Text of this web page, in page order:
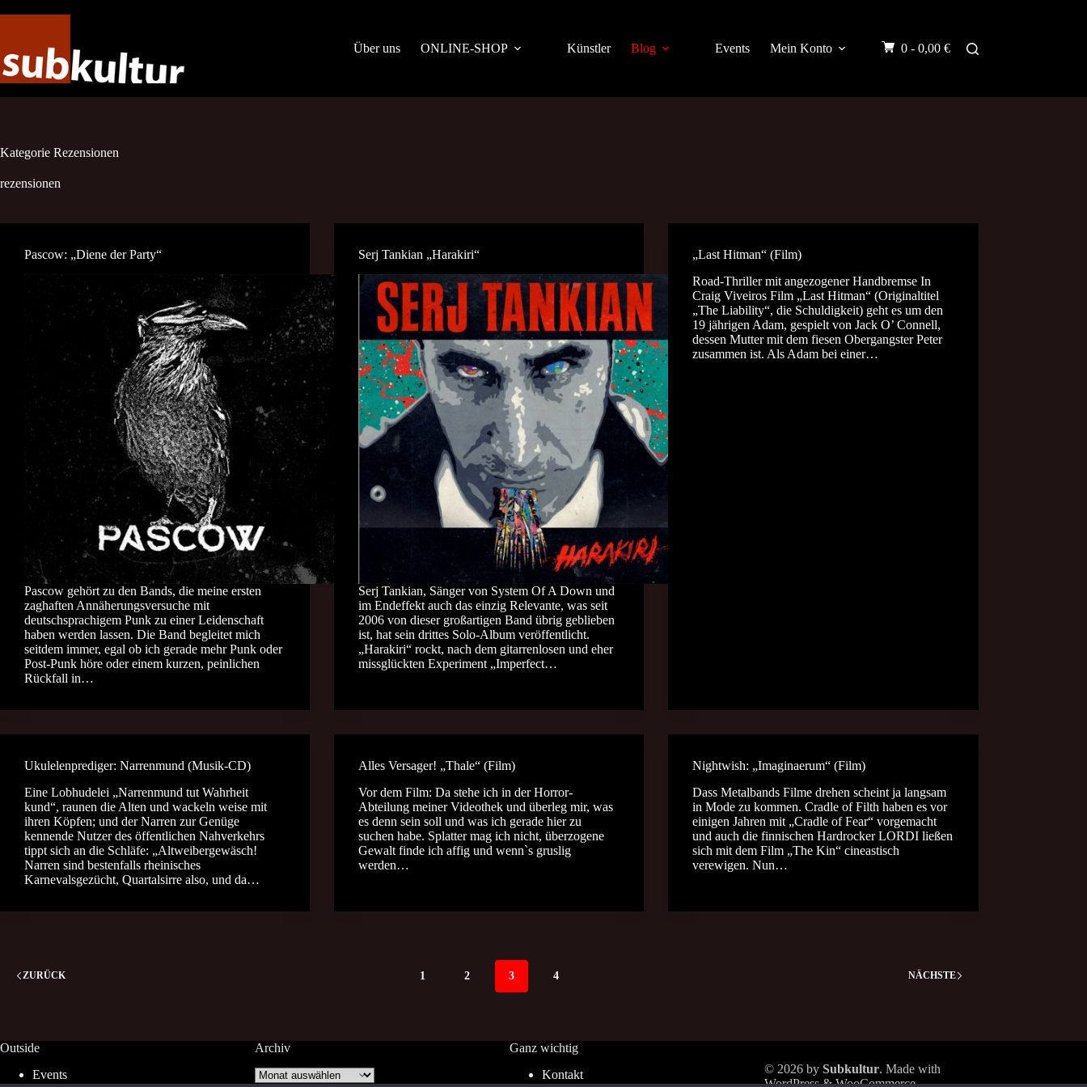
Über uns
ONLINE-SHOP Künstler Blog Events Mein Konto 0 - 0,00 €
Kategorie Rezensionen
rezensionen
Pascow: „Diene der Party“
Pascow gehört zu den Bands, die meine ersten
zaghaften Annäherungsversuche mit
deutschsprachigem Punk zu einer Leidenschaft
haben werden lassen. Die Band begleitet mich
seitdem immer, egal ob ich gerade mehr Punk oder
Post-Punk höre oder einem kurzen, peinlichen
Rückfall in…
Serj Tankian „Harakiri“
Serj Tankian, Sänger von System Of A Down und
im Endeffekt auch das einzig Relevante, was seit
2006 von dieser großartigen Band übrig geblieben
ist, hat sein drittes Solo-Album veröffentlicht.
„Harakiri“ rockt, nach dem gitarrenlosen und eher
missglückten Experiment „Imperfect…
„Last Hitman“ (Film)
Road-Thriller mit angezogener Handbremse In
Craig Viveiros Film „Last Hitman“ (Originaltitel
„The Liability“, die Schuldigkeit) geht es um den
19 jährigen Adam, gespielt von Jack O’ Connell,
dessen Mutter mit dem fiesen Obergangster Peter
zusammen ist. Als Adam bei einer…
Ukulelenprediger: Narrenmund (Musik-CD)
Eine Lobhudelei „Narrenmund tut Wahrheit
kund“, raunen die Alten und wackeln weise mit
ihren Köpfen; und der Narren zur Genüge
kennende Nutzer des öffentlichen Nahverkehrs
tippt sich an die Schläfe: „Altweibergewäsch!
Narren sind bestenfalls rheinisches
Karnevalsgezücht, Quartalsirre also, und da…
Alles Versager! „Thale“ (Film)
Vor dem Film: Da stehe ich in der Horror-
Abteilung meiner Videothek und überleg mir, was
es denn sein soll und was ich gerade hier zu
suchen habe. Splatter mag ich nicht, überzogene
Gewalt finde ich affig und wenn`s gruslig
werden…
Nightwish: „Imaginaerum“ (Film)
Dass Metalbands Filme drehen scheint ja langsam
in Mode zu kommen. Cradle of Filth haben es vor
einigen Jahren mit „Cradle of Fear“ vorgemacht
und auch die finnischen Hardrocker LORDI ließen
sich mit dem Film „The Kin“ cineastisch
verewigen. Nun…
ZURÜCK 1 2 3 4 NÄCHSTE
Outside
Events
Archiv
Archiv
Ganz wichtig
Kontakt
© 2026 by Subkultur. Made with
WordPress & WooCommerce.